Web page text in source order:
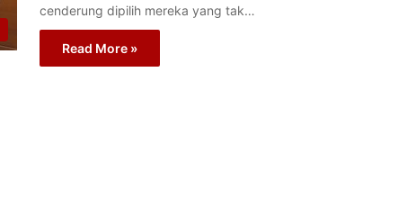
cenderung dipilih mereka yang tak…
Read More »